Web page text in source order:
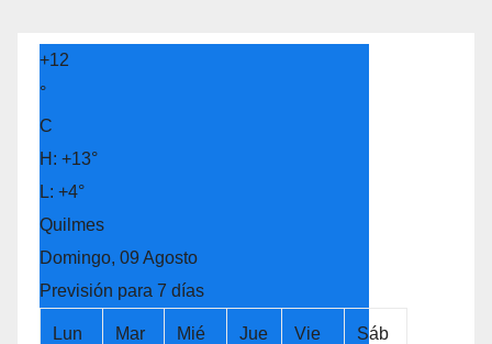
+12
°
C
H: +13°
L: +4°
Quilmes
Domingo, 09 Agosto
Previsión para 7 días
Lun Mar Mié Jue Vie Sáb